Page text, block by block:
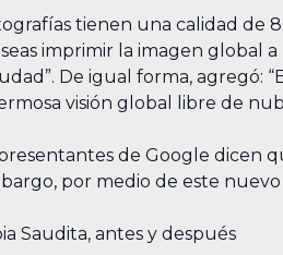
tienen una calidad de
imprimir la imagen
De igual forma, agregó:
visión global libre de
de Google dicen
por medio de este